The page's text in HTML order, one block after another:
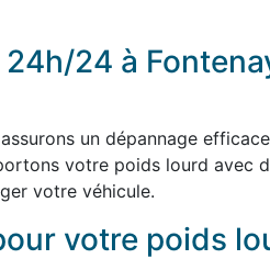
24 à
un dépannage
votre poids lourd avec
votre véhicule.
votre poids